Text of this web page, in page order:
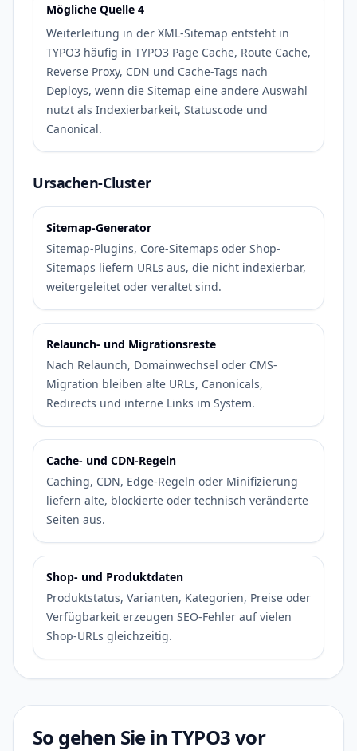
Mögliche Quelle 4
Weiterleitung in der XML-Sitemap entsteht in
TYPO3 häufig in TYPO3 Page Cache, Route Cache,
Reverse Proxy, CDN und Cache-Tags nach
Deploys, wenn die Sitemap eine andere Auswahl
nutzt als Indexierbarkeit, Statuscode und
Canonical.
Ursachen-Cluster
Sitemap-Generator
Sitemap-Plugins, Core-Sitemaps oder Shop-
Sitemaps liefern URLs aus, die nicht indexierbar,
weitergeleitet oder veraltet sind.
Relaunch- und Migrationsreste
Nach Relaunch, Domainwechsel oder CMS-
Migration bleiben alte URLs, Canonicals,
Redirects und interne Links im System.
Cache- und CDN-Regeln
Caching, CDN, Edge-Regeln oder Minifizierung
liefern alte, blockierte oder technisch veränderte
Seiten aus.
Shop- und Produktdaten
Produktstatus, Varianten, Kategorien, Preise oder
Verfügbarkeit erzeugen SEO-Fehler auf vielen
Shop-URLs gleichzeitig.
So gehen Sie in TYPO3 vor